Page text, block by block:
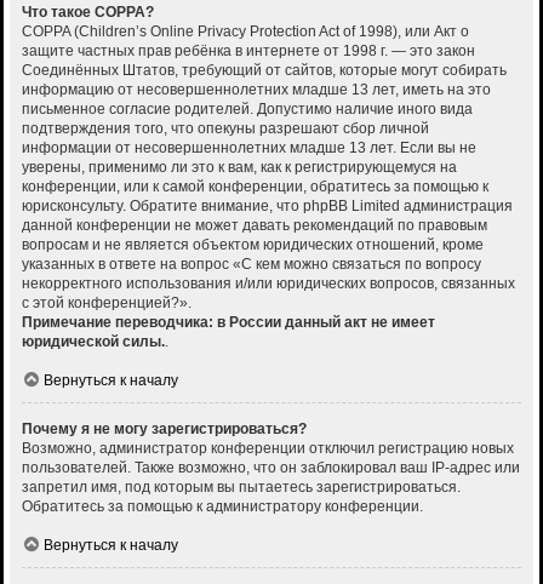
Что такое COPPA?
COPPA (Children’s Online Privacy Protection Act of 1998), или Акт о
защите частных прав ребёнка в интернете от 1998 г. — это закон
Соединённых Штатов, требующий от сайтов, которые могут собирать
информацию от несовершеннолетних младше 13 лет, иметь на это
письменное согласие родителей. Допустимо наличие иного вида
подтверждения того, что опекуны разрешают сбор личной
информации от несовершеннолетних младше 13 лет. Если вы не
уверены, применимо ли это к вам, как к регистрирующемуся на
конференции, или к самой конференции, обратитесь за помощью к
юрисконсульту. Обратите внимание, что phpBB Limited администрация
данной конференции не может давать рекомендаций по правовым
вопросам и не является объектом юридических отношений, кроме
указанных в ответе на вопрос «С кем можно связаться по вопросу
некорректного использования и/или юридических вопросов, связанных
с этой конференцией?».
Примечание переводчика: в России данный акт не имеет
юридической силы..
Вернуться к началу
Почему я не могу зарегистрироваться?
Возможно, администратор конференции отключил регистрацию новых
пользователей. Также возможно, что он заблокировал ваш IP-адрес или
запретил имя, под которым вы пытаетесь зарегистрироваться.
Обратитесь за помощью к администратору конференции.
Вернуться к началу